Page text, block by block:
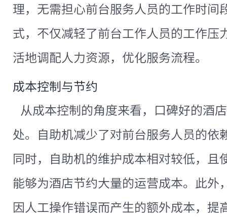
理，无需担心前台服务人员的工作时间
式，不仅减轻了前台工作人员的工作压
活地调配人力资源，优化服务流程。
成本控制与节约
从成本控制的角度来看，口碑好的酒
处。自助机减少了对前台服务人员的依
同时，自助机的维护成本相对较低，且
能够为酒店节约大量的运营成本。此外
因人工操作错误而产生的额外成本，提